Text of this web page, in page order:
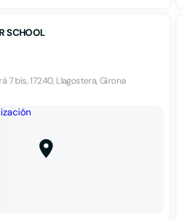
SCHOOL
7 bis, 17240, Llagostera, Girona